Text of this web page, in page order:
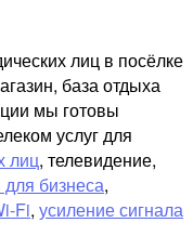
лиц в посёлке
база отдыха
мы готовы
услуг для
лиц, телевидение,
бизнеса,
Fi, усиление сигнала